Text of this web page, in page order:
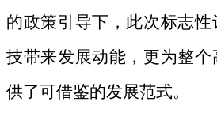
的政策引导下，此次标志
技带来发展动能，更为整
供了可借鉴的发展范式。